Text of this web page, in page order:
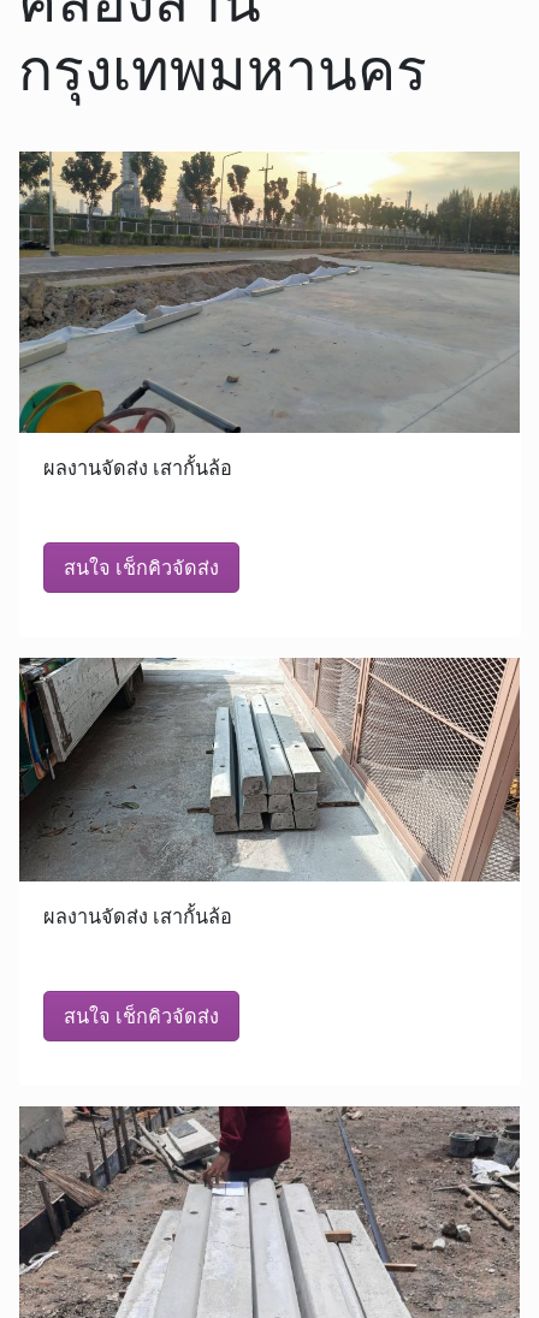
กรุงเทพมหานคร
ผลงานจัดส่ง เสากั้นล้อ
สนใจ เช็กคิวจัดส่ง
ผลงานจัดส่ง เสากั้นล้อ
สนใจ เช็กคิวจัดส่ง